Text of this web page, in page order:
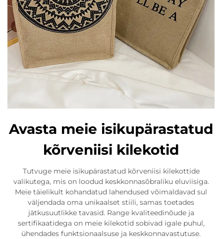
Avasta meie isikupärastatud
kõrveniisi kilekotid
Tutvuge meie isikupärastatud kõrveniisi kilekottide
valikutega, mis on loodud keskkonnasõbraliku eluviisiga.
Meie täielikult kohandatud lahendused võimaldavad sul
väljendada oma unikaalset stiili, samas toetades
jätkusuutlikke tavasid. Range kvaliteedinõude ja
sertifikaatidega on meie kilekotid sobivad igale puhul,
ühendades funktsionaalsuse ja keskkonnavastutuse.